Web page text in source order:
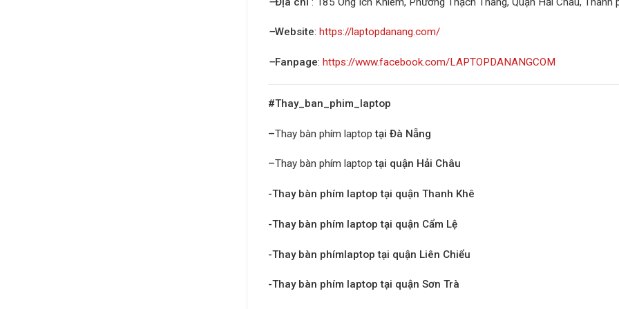
–Website: https://laptopdanang.com/
–Fanpage: https://www.facebook.com/LAPTOPDANANGCOM
#Thay_ban_phim_laptop
–Thay bàn phím laptoptại Đà Nẵng
–Thay bàn phím laptop tại quận Hải Châu
-Thay bàn phím laptop tại quận Thanh Khê
-Thay bàn phím laptop tại quận Cẩm Lệ
-Thay bàn phímlaptop tại quận Liên Chiểu
-Thay bàn phím laptop tại quận Sơn Trà